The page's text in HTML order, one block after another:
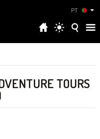
PT
TOURS